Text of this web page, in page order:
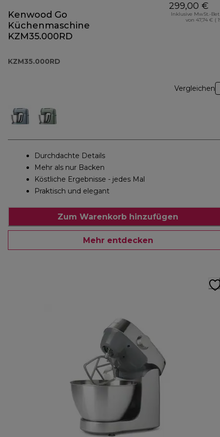
Kenwood Go
Küchenmaschine
KZM35.000RD
KZM35.000RD
299,00 €
Inklusive MwSt.-
von 47,74 € (
Vergleichen
Durchdachte Details
Mehr als nur Backen
Köstliche Ergebnisse - jedes Mal
Praktisch und elegant
Zum Warenkorb hinzufügen
Mehr entdecken